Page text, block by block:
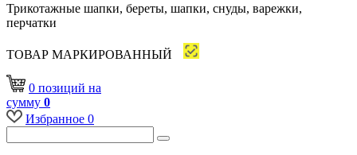
Трикотажные шапки, береты, шапки, снуды, варежки,
перчатки
ТОВАР МАРКИРОВАННЫЙ
0 позиций на
сумму 0
Избранное 0